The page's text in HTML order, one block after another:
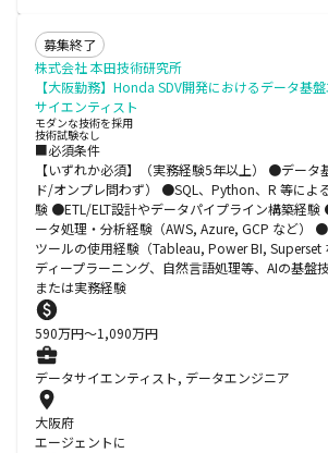
募集終了
株式会社 本田技術研究所
【大阪勤務】Honda SDV開発におけるデータ基
サイエンティスト
モダンな技術を採用
技術試験なし
■必須条件
【いずれか必須】（実務経験5年以上） ●データ
ド/オンプレ問わず） ●SQL、Python、R 等によ
験 ●ETL/ELT設計やデータパイプライン構築経
ータ処理・分析経験（AWS, Azure, GCP など）
ツールの使用経験（Tableau, Power BI, Superset
ディープラーニング、自然言語処理等、AIの基盤
または実務経験
590万円〜1,090万円
データサイエンティスト, データエンジニア
大阪府
エージェントに